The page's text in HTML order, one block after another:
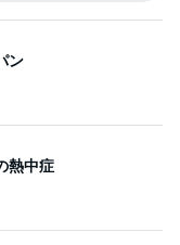
ン
熱中症